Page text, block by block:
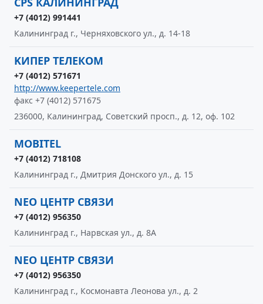
+7 (4012) 991441
Калининград г., Черняховского ул., д. 14-18
KИПЕР ТЕЛЕКОМ
+7 (4012) 571671
http://www.keepertele.com
факс +7 (4012) 571675
236000, Калининград, Советский просп., д. 12, оф. 102
MOBITEL
+7 (4012) 718108
Калининград г., Дмитрия Донского ул., д. 15
NEO ЦЕНТР СВЯЗИ
+7 (4012) 956350
Калининград г., Нарвская ул., д. 8А
NEO ЦЕНТР СВЯЗИ
+7 (4012) 956350
Калининград г., Космонавта Леонова ул., д. 2